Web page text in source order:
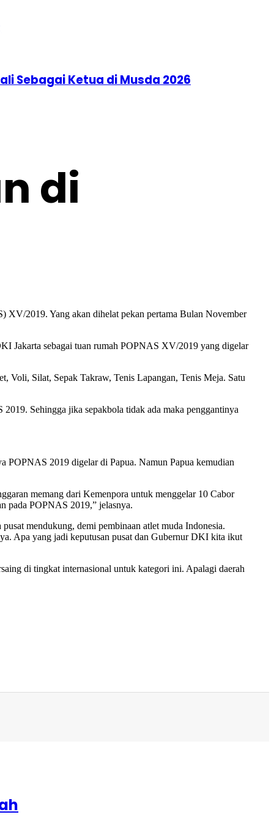
Sebagai Ketua di Musda 2026
di
XV/2019. Yang akan dihelat pekan pertama Bulan November
Jakarta sebagai tuan rumah POPNAS XV/2019 yang digelar
Voli, Silat, Sepak Takraw, Tenis Lapangan, Tenis Meja. Satu
Sehingga jika sepakbola tidak ada maka penggantinya
POPNAS 2019 digelar di Papua. Namun Papua kemudian
memang dari Kemenpora untuk menggelar 10 Cabor
pada POPNAS 2019,” jelasnya.
mendukung, demi pembinaan atlet muda Indonesia.
Apa yang jadi keputusan pusat dan Gubernur DKI kita ikut
di tingkat internasional untuk kategori ini. Apalagi daerah